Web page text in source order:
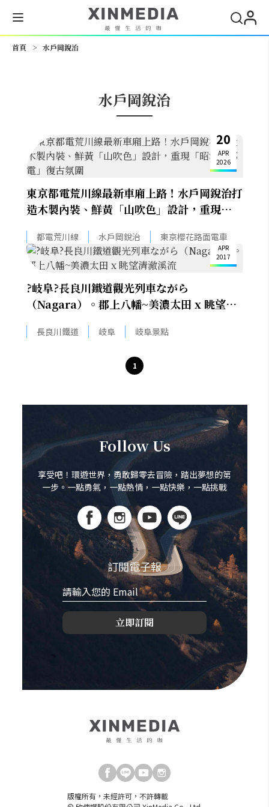
首頁 > 水戶岡銳治
水戶岡銳治
20
APR
2026
東京都電荒川線最新車廂上路！水戶岡銳治打
造木製內裝、鮮黃「山吹色」設計，重現「昭
都電荒川線 水戶岡銳治 東京櫻花路面電車
8
APR
2017
?岐阜?長良川鐵道觀光列車ながら
（Nagara）。郡上八幡~美濃太田 x 眺望清
長良川鐵道 岐阜 岐阜景點
1
Follow Us
享受吧！環遊世界，勇敢歸零去冒險，踏出夢想的第
一步。一點勇氣，一點熱情，一點快樂，一點挑戰
訂閱電子報
立即訂閱
版權所有，未經許可，不許轉載